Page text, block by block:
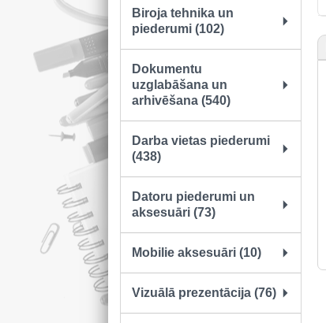
Biroja tehnika un
piederumi (102)
Dokumentu
uzglabāšana un
arhivēšana (540)
Darba vietas piederumi
(438)
Datoru piederumi un
aksesuāri (73)
Mobilie aksesuāri (10)
Vizuālā prezentācija (76)